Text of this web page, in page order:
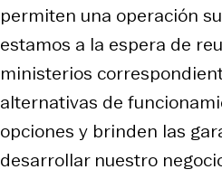
permiten una operación
estamos a la espera de
ministerios
alternativas de
opciones y brinden las
desarrollar nuestro